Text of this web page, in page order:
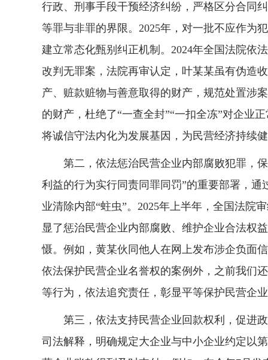
行政、刑事手段干预经济纠纷，严格区分合同
等罪与非罪的界限。2025年，对一批不应作为
建立常态化甄别纠正机制。2024年全国法院依
改判无罪案，法院再审认定，叶某某虽有伪造
产、赃款赃物与善意取得的财产，规范处置涉
的财产，杜绝了“一查全封”“一扣全冻”对企业
将诚信守法内化为发展基因，为民营经济持续
第二，依法惩治民营企业内部腐败犯罪，保
利益的行为实行同责同罪同罚”的重要部署，
业清除内部“蛀虫”。2025年上半年，全国法院
显了惩治民营企业内部腐败、维护企业合法权
慑。例如，黄某伙同他人在网上发布涉企负面
依法保护民营企业名誉权的案例外，之前我们
等行为，依法追究责任，彰显平等保护民营企
第三，依法支持民营企业回款权利，促进政
司法解释，明确规定大企业与中小企业约定以